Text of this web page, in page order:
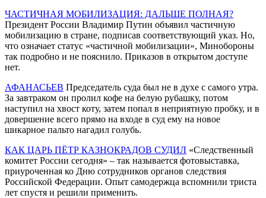
ЧАСТИЧНАЯ МОБИЛИЗАЦИЯ: ДАЛЬШЕ ПОЛНАЯ?
Президент России Владимир Путин объявил частичную
мобилизацию в стране, подписав соответствующий указ. Но,
что означает статус «частичной мобилизации», Минобороны
так подробно и не пояснило. Приказов в открытом доступе
нет.
АФАНАСЬЕВ Председатель суда был не в духе с самого утра.
За завтраком он пролил кофе на белую рубашку, потом
наступил на хвост коту, затем попал в неприятную пробку, и в
довершение всего прямо на входе в суд ему на новое
шикарное пальто нагадил голубь.
КАК ЦАРЬ ПЁТР КАЗНОКРАДОВ СУДИЛ «Следственный
комитет России сегодня» – так называется фотовыставка,
приуроченная ко Дню сотрудников органов следствия
Российской Федерации. Опыт самодержца вспомнили триста
лет спустя и решили применить.